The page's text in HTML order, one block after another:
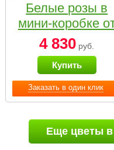
Заказать в один клик
Белые розы в
мини-коробке
Bella Fiori
4 830 руб.
Купить
Еще цветы